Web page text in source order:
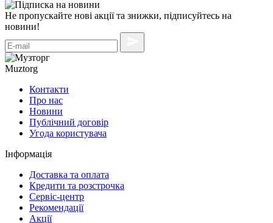
Не пропускайте нові акції та знижки, підписуйтесь на
новини!
Muztorg
Контакти
Про нас
Новини
Публічний договір
Угода користувача
Інформація
Доставка та оплата
Кредити та розстрочка
Сервіc-центр
Рекомендації
Акції